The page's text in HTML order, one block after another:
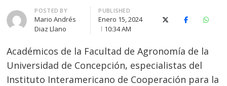
Author
POSTED BY
Mario Andrés
Diaz Llano
PUBLISHED
Enero 15, 2024
10:34 AM
X (Twitter)Facebook
Académicos de la Facultad de Agronomía de la
Universidad de Concepción, especialistas del
Instituto Interamericano de Cooperación para la